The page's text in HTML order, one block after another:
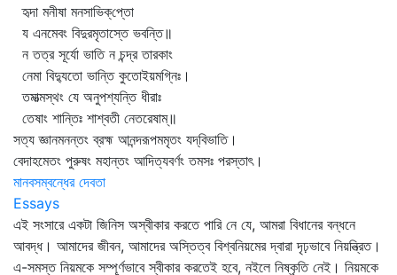
হৃদা মনীষা মনসাভিক্‌প্তো
য এনমেবং বিদুরমৃতাস্তে ভবন্তি॥
ন তত্র সূর্যো ভাতি ন চন্দ্র তারকাং
নেমা বিদ্যুতো ভান্তি কুতোইয়মগ্নিঃ।
তমাত্মস্থং যে অনুপশ্যন্তি ধীরাঃ
তেষাং শান্তিঃ শাশ্বতী নেতরেষাম্॥
সত্য জ্ঞানমনন্তং ব্রহ্ম আনন্দরূপমমৃতং যদ্‌বিভাতি।
বেদাহমেতং পুরুষং মহান্তং আদিত্যবর্ণং তমসঃ পরস্তাৎ।
মানবসম্বন্ধের দেবতা
Essays
এই সংসারে একটা জিনিস অস্বীকার করতে পারি নে যে, আমরা বিধানের বন্ধনে
আবদ্ধ। আমাদের জীবন, আমাদের অস্তিত্ব বিশ্বনিয়মের দ্বারা দৃঢ়ভাবে নিয়ন্ত্রিত।
এ-সমস্ত নিয়মকে সম্পূর্ণভাবে স্বীকার করতেই হবে, নইলে নিষ্কৃতি নেই। নিয়মকে